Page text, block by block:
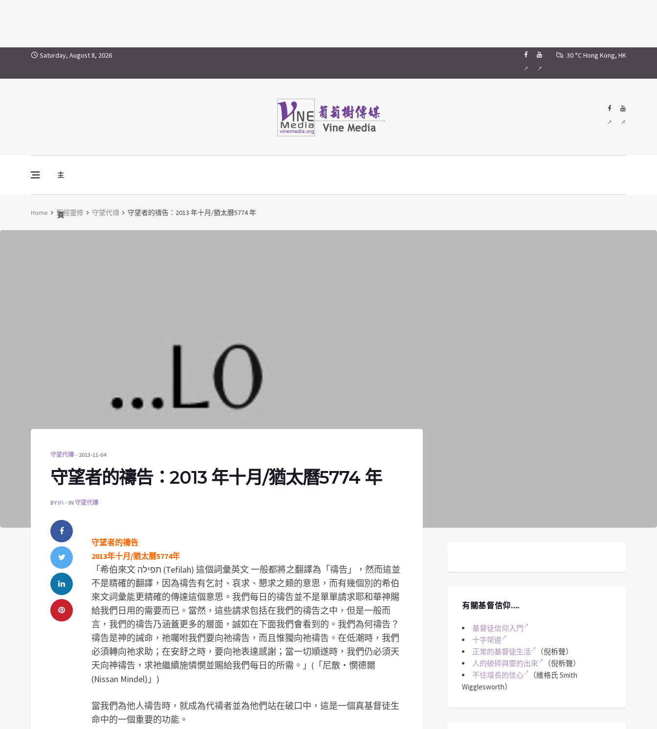
Skip to contentSaturday, August 8, 2026 30 °CHong Kong, HK
主
頁
Vine Media
葡萄樹傳媒
Home 聖經靈修 守望代禱 守望者的禱告：2013 年十月/猶太曆5774 年
守望代禱 2013-11-04
守望者的禱告：2013 年十月/猶太曆5774 年
BYIFI IN 守望代禱
守望者的禱告
2013年十月/猶太曆5774年
「希伯來文 תפילה (Tefilah) 這個詞彙英文 一般都將之翻譯為「禱告」，然而這並
不是精確的翻譯，因為禱告有乞討、哀求、懇求之類的意思，而有幾個別的希伯
來文詞彙能更精確的傳達這個意思。我們每日的禱告並不是單單請求耶和華神賜
給我們日用的需要而已。當然，這些請求包括在我們的禱告之中，但是一般而
言，我們的禱告乃涵蓋更多的層面，誠如在下面我們會看到的。我們為何禱告？
禱告是神的誡命，祂囑咐我們要向祂禱告，而且惟獨向祂禱告。在低潮時，我們
必須轉向祂求助；在安舒之時，要向祂表達感謝；當一切順遂時，我們仍必須天
天向神禱告，求祂繼續施憐憫並賜給我們每日的所需。」(「尼散‧憫德爾
(Nissan Mindel)」)
當我們為他人禱告時，就成為代禱者並為他們站在破口中，這是一個真基督徒生
命中的一個重要的功能。
有關基督信仰….
基督徒信仰入門
十字架道
正常的基督徒生活
（倪柝聲）
人的破碎與靈的出來
（倪柝聲）
不住增長的信心
（維格氏 Smith
Wigglesworth）